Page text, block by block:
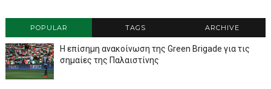
POPULAR TAGS ARCHIVE
Η επίσημη ανακοίνωση της Green Brigade για τις
σημαίες της Παλαιστίνης